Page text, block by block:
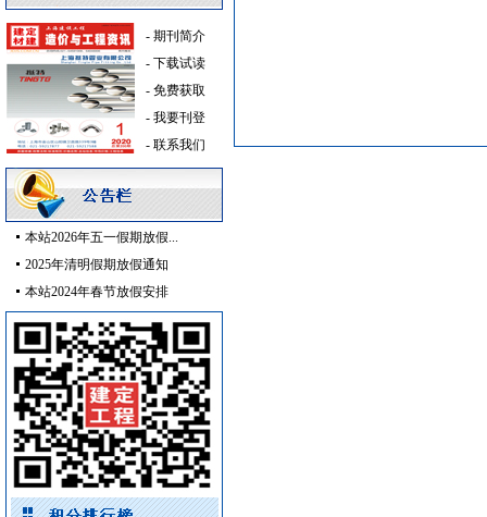
陶瓷制品 [采购中]
绿化苗木 [采购中]
低压电器 [采购中]
灯盘 [采购中]
高压电器 [采购中]
阀门组件
防雷接地
消防工程 [采购中]
保温材料 [采购中]
防火隔热 [采购中]
外墙装饰 [采购中]
扶手护栏 [采购中]
插座开关酒店设备
[采购中]
变配电 [采购中]
筒灯 [采购中]
低压电器 [采购中]
墙地面砖 [采购中]
- 期刊简介
- 下载试读
- 免费获取
- 我要刊登
- 联系我们
本站2026年五一假期放假...
2025年清明假期放假通知
本站2024年春节放假安排